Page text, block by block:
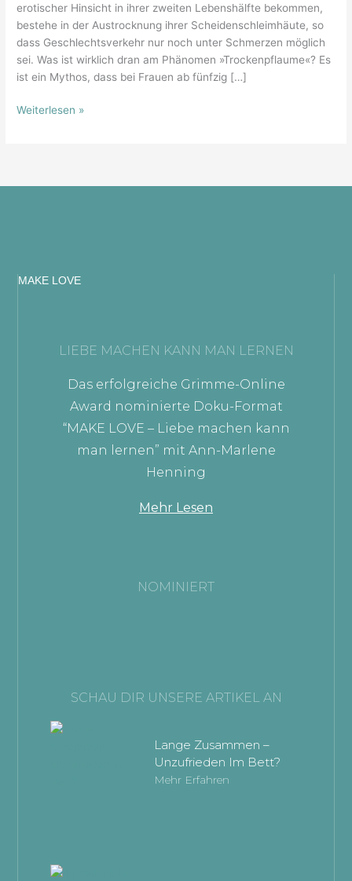
erotischer Hinsicht in ihrer zweiten Lebenshälfte bekommen,
bestehe in der Austrocknung ihrer Scheidenschleimhäute, so
dass Geschlechtsverkehr nur noch unter Schmerzen möglich
sei. Was ist wirklich dran am Phänomen »Trockenpflaume«? Es
ist ein Mythos, dass bei Frauen ab fünfzig […]
Weiterlesen »
MAKE LOVE
LIEBE MACHEN KANN MAN LERNEN
Das erfolgreiche Grimme-Online
Award nominierte Doku-Format
“MAKE LOVE – Liebe machen kann
man lernen” mit Ann-Marlene
Henning
Mehr Lesen
NOMINIERT
SCHAU DIR UNSERE ARTIKEL AN
Lange Zusammen –
Unzufrieden Im Bett?
Mehr Erfahren